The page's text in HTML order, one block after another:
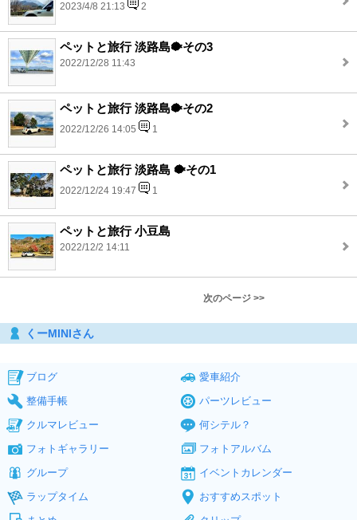
2023/4/8 21:13 2
ペットと旅行 淡路島🐡その3
2022/12/28 11:43
ペットと旅行 淡路島🐡その2
2022/12/26 14:05 1
ペットと旅行 淡路島 🐡その1
2022/12/24 19:47 1
ペットと旅行 小豆島
2022/12/2 14:11
次のページ >>
くーMINIさん
ブログ
愛車紹介
整備手帳
パーツレビュー
クルマレビュー
何シテル？
フォトギャラリー
フォトアルバム
グループ
イベントカレンダー
ラップタイム
おすすめスポット